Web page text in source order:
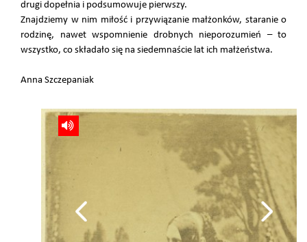
drugi dopełnia i podsumowuje pierwszy.
Znajdziemy w nim miłość i przywiązanie małżonków, staranie o
rodzinę, nawet wspomnienie drobnych nieporozumień – to
wszystko, co składało się na siedemnaście lat ich małżeństwa.
Anna Szczepaniak